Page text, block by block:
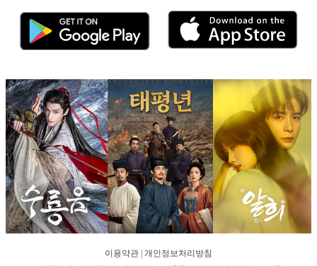
이용약관 개인정보처리방침